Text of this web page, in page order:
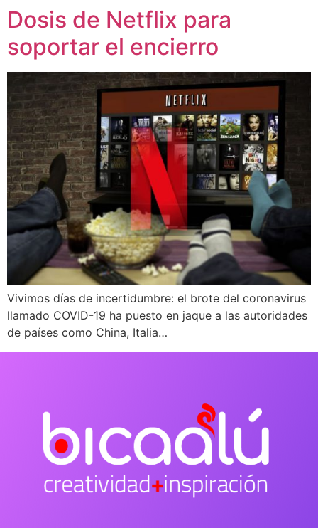
Dosis de Netflix para
soportar el encierro
Vivimos días de incertidumbre: el brote del coronavirus
llamado COVID-19 ha puesto en jaque a las autoridades
de países como China, Italia…